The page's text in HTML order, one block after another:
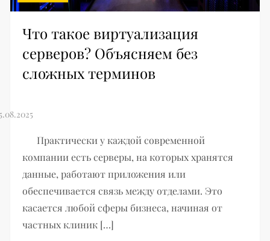
Что такое виртуализация
серверов? Объясняем без
сложных терминов
Практически у каждой современной
компании есть серверы, на которых хранятся
данные, работают приложения или
обеспечивается связь между отделами. Это
касается любой сферы бизнеса, начиная от
частных клиник […]